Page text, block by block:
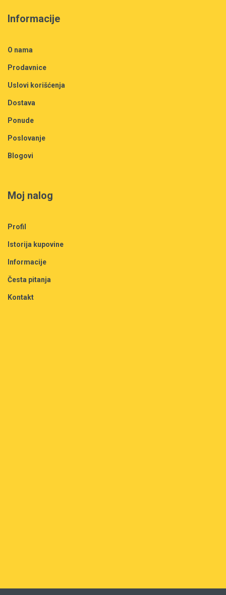
Informacije
O nama
Prodavnice
Uslovi korišćenja
Dostava
Ponude
Poslovanje
Blogovi
Moj nalog
Profil
Istorija kupovine
Informacije
Česta pitanja
Kontakt